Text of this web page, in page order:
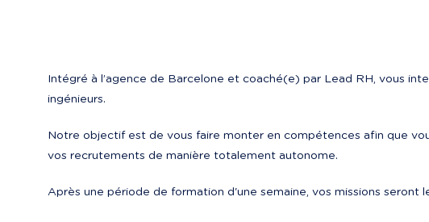
Intégré à l’agence de Barcelone et coaché(e) par Lead RH, vous
ingénieurs.
Notre objectif est de vous faire monter en compétences afin que
vos recrutements de manière totalement autonome.
Après une période de formation d'une semaine, vos missions seront